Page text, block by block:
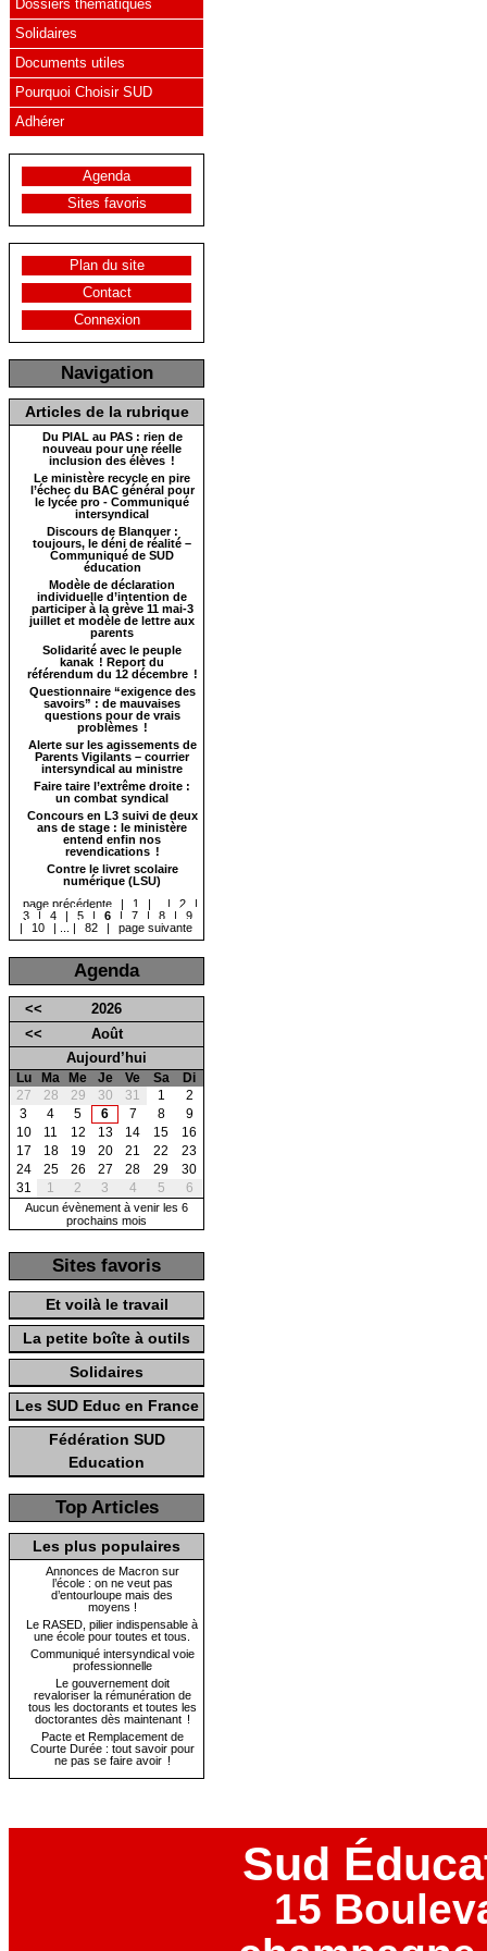
Dossiers thématiques
Solidaires
Documents utiles
Pourquoi Choisir SUD
Adhérer
Agenda
Sites favoris
Plan du site
Contact
Connexion
Navigation
Articles de la rubrique
Du PIAL au PAS : rien de
nouveau pour une réelle
inclusion des élèves !
Le ministère recycle en pire
l’échec du BAC général pour
le lycée pro - Communiqué
intersyndical
Discours de Blanquer :
toujours, le déni de réalité –
Communiqué de SUD
éducation
Modèle de déclaration
individuelle d’intention de
participer à la grève 11 mai-3
juillet et modèle de lettre aux
parents
Solidarité avec le peuple
kanak ! Report du
référendum du 12 décembre !
Questionnaire “exigence des
savoirs” : de mauvaises
questions pour de vrais
problèmes !
Alerte sur les agissements de
Parents Vigilants – courrier
intersyndical au ministre
Faire taire l’extrême droite :
un combat syndical
Concours en L3 suivi de deux
ans de stage : le ministère
entend enfin nos
revendications !
Contre le livret scolaire
numérique (LSU)
page précédente
| 1 | | 2
|
3
| 4 | 5 | 6 | 7 | 8 |
9
|
10 | | 82 | page suivante
Agenda
<<
2026
<<
Août
Aujourd’hui
Lu Ma Me Je Ve Sa
Di
27
28 29 30 31 1
2
3
4 5 6 7 8
9
10
11 12 13 14 15
16
17
18 19 20 21 22
23
24
25 26 27 28 29
30
31
1 2 3 4 5 6
Aucun évènement à venir les 6
prochains mois
Sites favoris
Et voilà le travail
La petite boîte à outils
Solidaires
Les SUD Educ en France
Fédération SUD
Education
Top Articles
Les plus populaires
Annonces de Macron sur
l’école : on ne veut pas
d’entourloupe mais des
moyens !
Le RASED, pilier indispensable à
une école pour toutes et tous.
Communiqué intersyndical voie
professionnelle
Le gouvernement doit
revaloriser la rémunération de
tous les doctorants et toutes les
doctorantes dès maintenant !
Pacte et Remplacement de
Courte Durée : tout savoir pour
ne pas se faire avoir !
Sud
15